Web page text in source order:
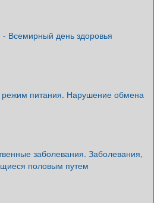
Всемирный день здоровья
питания. Нарушение обмена
заболевания. Заболевания,
половым путем